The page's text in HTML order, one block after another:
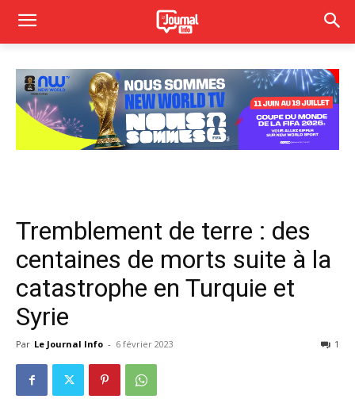
Tremblement de terre : des
centaines de morts suite à la
catastrophe en Turquie et
Syrie
Par Le Journal Info - 6 février 2023 1